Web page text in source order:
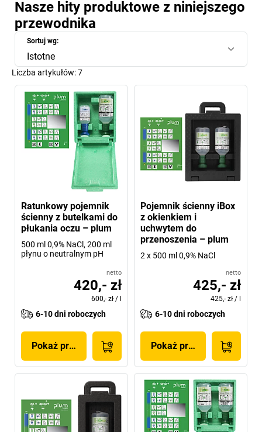
Nasze hity produktowe z niniejszego
przewodnika
Sortuj wg:
Istotne
Liczba artykułów:7
Ratunkowy pojemnik
ścienny z butelkami do
płukania oczu – plum
500 ml 0,9% NaCl, 200 ml
płynu o neutralnym pH
netto
420,- zł
600,- zł /
6-10 dni roboczych
Pokaż produkt
Pojemnik ścienny iBox
z okienkiem i
uchwytem do
przenoszenia – plum
2 x 500 ml 0,9% NaCl
netto
425,- zł
425,- zł /
6-10 dni roboczych
Pokaż produkt